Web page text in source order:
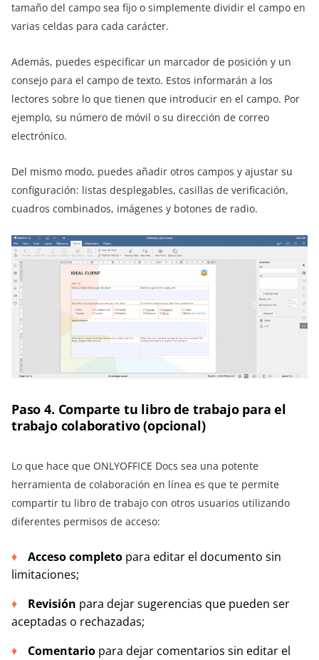
tamaño del campo sea fijo o simplemente dividir el campo en
varias celdas para cada carácter.
Además, puedes especificar un marcador de posición y un
consejo para el campo de texto. Estos informarán a los
lectores sobre lo que tienen que introducir en el campo. Por
ejemplo, su número de móvil o su dirección de correo
electrónico.
Del mismo modo, puedes añadir otros campos y ajustar su
configuración: listas desplegables, casillas de verificación,
cuadros combinados, imágenes y botones de radio.
Paso 4. Comparte tu libro de trabajo para el
trabajo colaborativo (opcional)
Lo que hace que ONLYOFFICE Docs sea una potente
herramienta de colaboración en línea es que te permite
compartir tu libro de trabajo con otros usuarios utilizando
diferentes permisos de acceso:
Acceso completo para editar el documento sin
limitaciones;
Revisión para dejar sugerencias que pueden ser
aceptadas o rechazadas;
Comentario para dejar comentarios sin editar el